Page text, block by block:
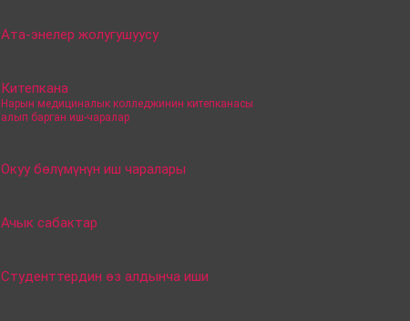
Ата-энелер жолугушуусу
Китепкана
–
Нарын медициналык колледжинин китепканасы
алып барган иш-чаралар
Окуу бөлүмүнүн иш чаралары
Ачык сабактар
Студенттердин өз алдынча иши